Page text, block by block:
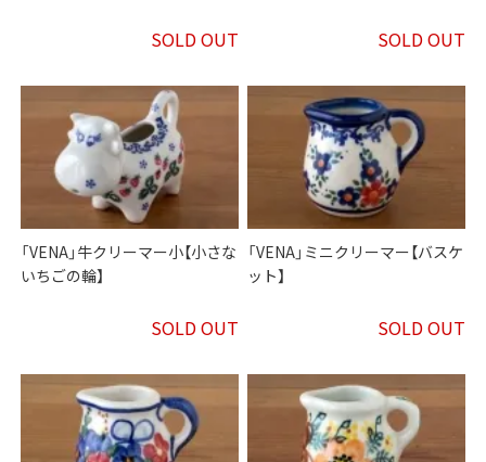
SOLD OUT SOLD OUT
「VENA」牛クリーマー小【小さな
いちごの輪】
SOLD OUT
「VENA」ミニクリーマー【バスケ
ット】
SOLD OUT